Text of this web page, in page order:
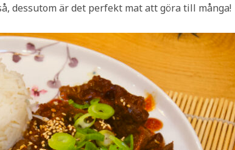
dessutom är det perfekt mat att göra till många!